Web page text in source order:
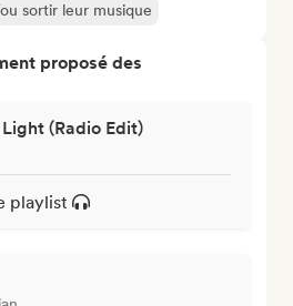
sortir leur musique
proposé des
Light (Radio Edit)
playlist